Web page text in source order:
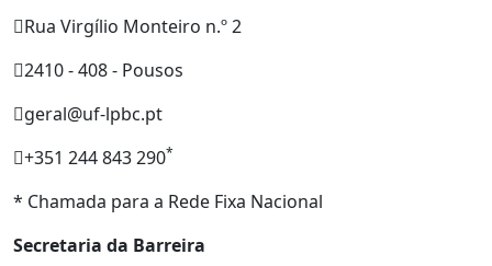
Rua Virgílio Monteiro n.º 2
2410 - 408 - Pousos
geral@uf-lpbc.pt
+351 244 843 290*
* Chamada para a Rede Fixa Nacional
Secretaria da Barreira